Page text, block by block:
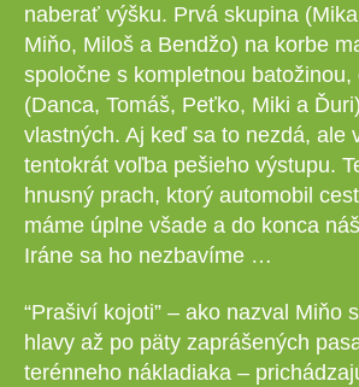
naberať výšku. Prvá skupina
Miňo, Miloš a Bendžo) na korbe
spoločne s kompletnou batožinou,
(Danca, Tomáš, Peťko, Miki a
vlastných. Aj keď sa to nezdá, ale
tentokrát voľba pešieho výstupu.
hnusný prach, ktorý automobil
máme úplne všade a do konca
Iráne sa ho nezbavíme …
“Prašiví kojoti” – ako nazval Miňo
hlavy až po päty zaprášených
terénneho nákladiaka –